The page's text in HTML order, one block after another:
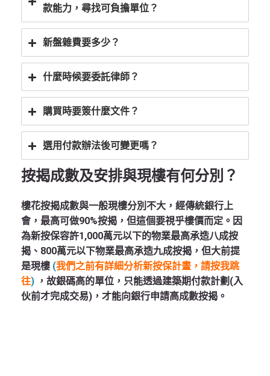
款能力，尋找可負擔單位？
新盤雜費要多少？
什麼時候要委託律師？
購買時要簽什麼文件？
選用付款辦法後可變更嗎？
按揭成數及安排與現樓有何分別？
樓花按揭成數與一般現樓分別不大，經傳統銀行上
會，最高可做90%按揭，但這個要視乎樓價而定。因
為新按保容許1,000萬元以下的物業最高承造八成按
揭、800萬元以下物業最高承造九成按揭，但大前提
是現樓 (我們之前有詳細分析新按保計畫，請按我跳
往) ，故銀碼高的單位，只能透過建築期付款計劃(入
伙前才完成交易)，才能向銀行申請高成數按揭。